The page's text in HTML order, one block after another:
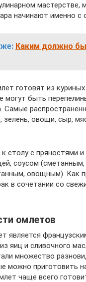
мастерстве,
начинают именно с
Каким должно
готовят из
могут быть
Самые
зелень, овощи, сыр,
столу с пряностями и
соусом
овощным). Как
в сочетании со
омлетов
является
яиц и сливочного
множество
можно приготовить
чаще всего